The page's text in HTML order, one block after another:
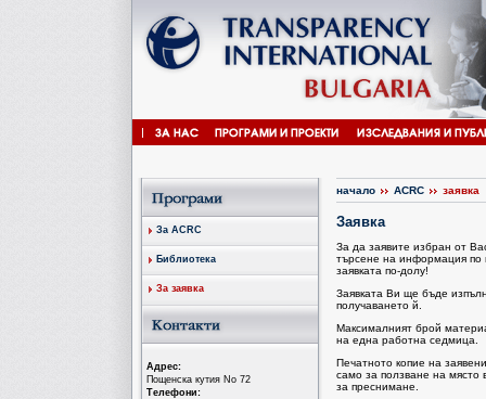
За ACRC
Библиотека
За заявка
Aдрес:
Пощенска кутия No 72
Tелефони:
начало ACRC заявка
Заявка
За да заявите избран от
търсене на информация по
заявката по-долу!
Заявката Ви ще бъде
получаването й.
Максималният брой
на една работна седмица.
Печатното копие на
само за ползване на място
за преснимане.